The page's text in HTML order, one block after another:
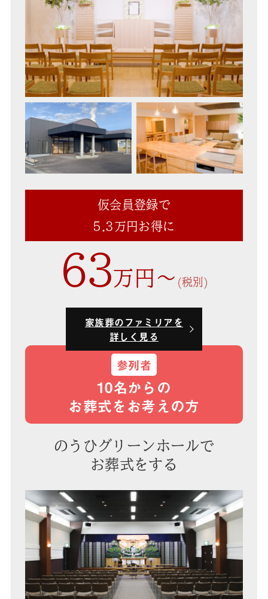
仮会員登録で
5.3万円お得に
63万円〜 (税別)
家族葬のファミリアを
詳しく見る
参列者
10名からの
お葬式をお考えの方
のうひグリーンホールで
お葬式をする